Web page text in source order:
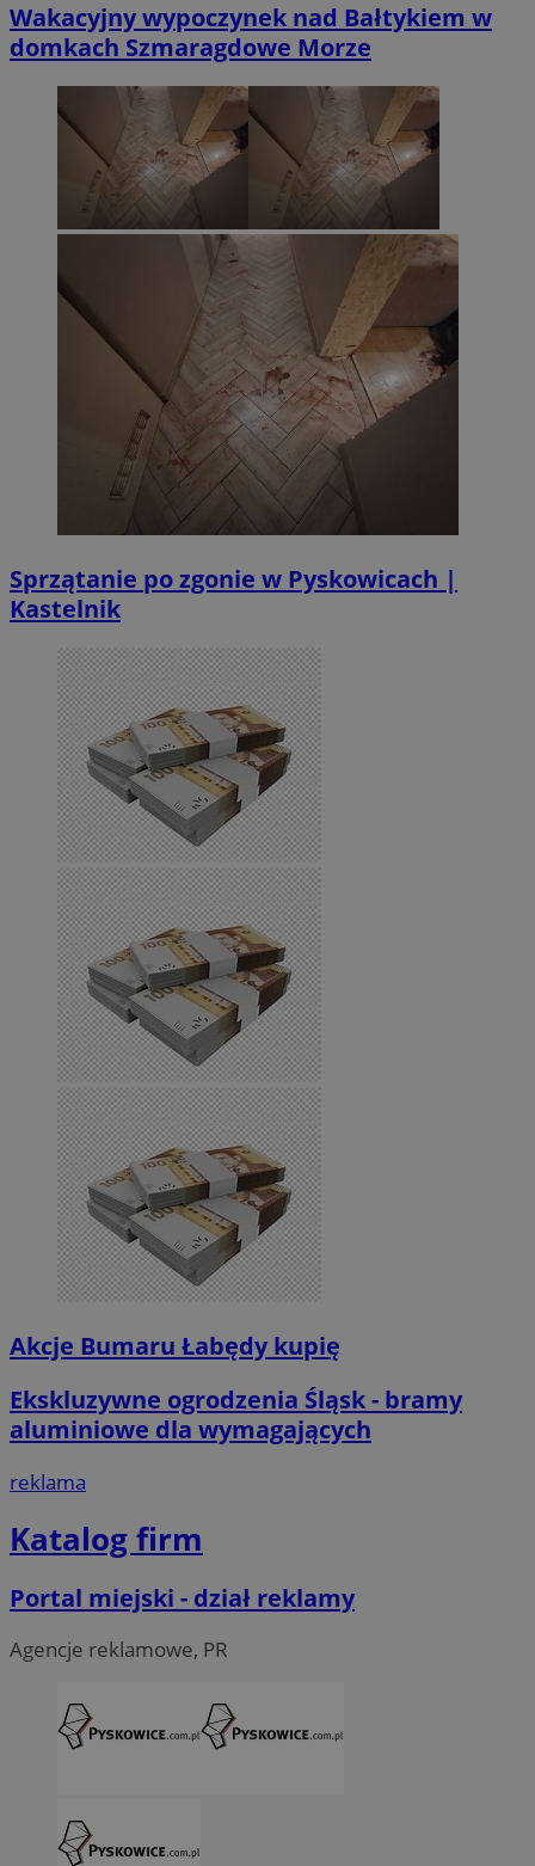
Wakacyjny wypoczynek nad Bałtykiem w
domkach Szmaragdowe Morze
Sprzątanie po zgonie w Pyskowicach |
Kastelnik
Akcje Bumaru Łabędy kupię
Ekskluzywne ogrodzenia Śląsk - bramy
aluminiowe dla wymagających
reklama
Katalog firm
Portal miejski - dział reklamy
Agencje reklamowe, PR